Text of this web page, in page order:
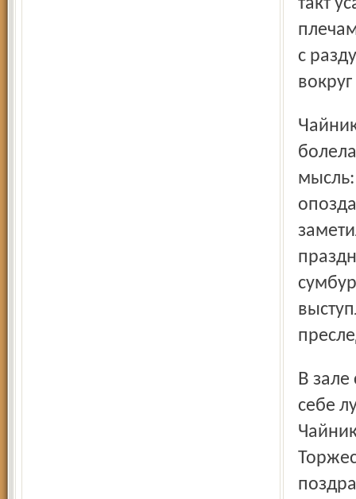
такт
с
Чайников проснулся в холодном поту и застонал – голова
мысль:
В зале собраний была суета: народ толкался, занимая
себе